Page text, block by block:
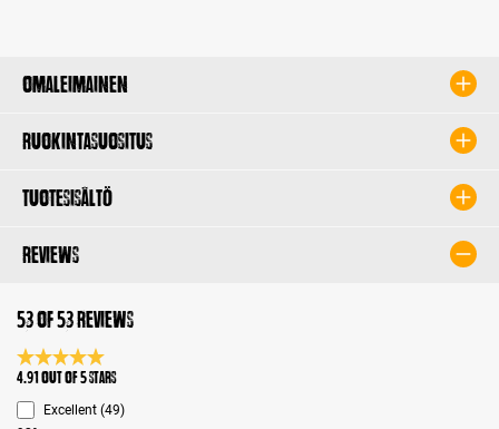
Omaleimainen
Ruokintasuositus
Tuotesisältö
Reviews
53 of 53 reviews
Average rating 4.9 of 5 Stars
4.91 out of 5 stars
Excellent (49)